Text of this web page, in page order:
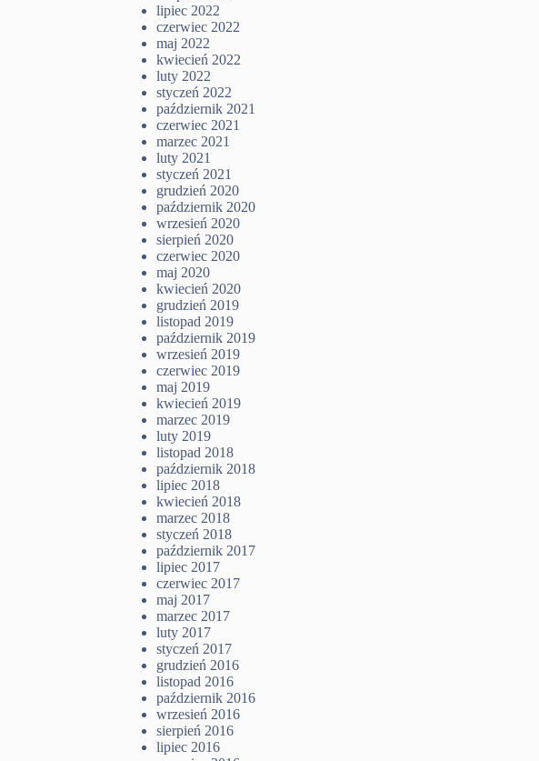
lipiec 2022
czerwiec 2022
maj 2022
kwiecień 2022
luty 2022
styczeń 2022
październik 2021
czerwiec 2021
marzec 2021
luty 2021
styczeń 2021
grudzień 2020
październik 2020
wrzesień 2020
sierpień 2020
czerwiec 2020
maj 2020
kwiecień 2020
grudzień 2019
listopad 2019
październik 2019
wrzesień 2019
czerwiec 2019
maj 2019
kwiecień 2019
marzec 2019
luty 2019
listopad 2018
październik 2018
lipiec 2018
kwiecień 2018
marzec 2018
styczeń 2018
październik 2017
lipiec 2017
czerwiec 2017
maj 2017
marzec 2017
luty 2017
styczeń 2017
grudzień 2016
listopad 2016
październik 2016
wrzesień 2016
sierpień 2016
lipiec 2016